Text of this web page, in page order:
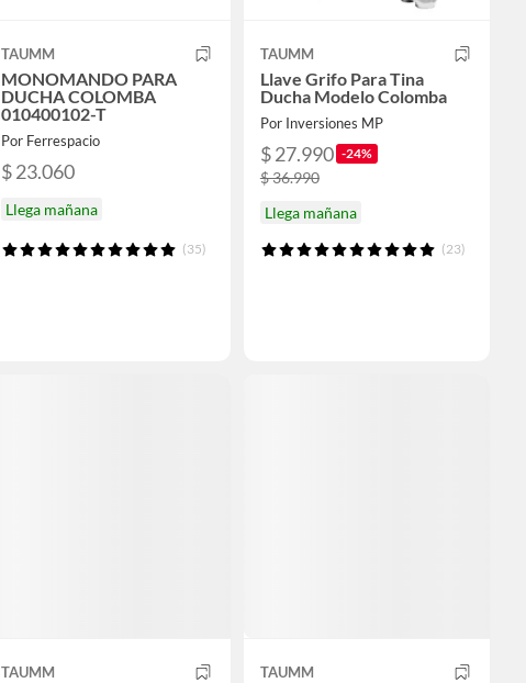
TAUMM
MONOMANDO PARA
DUCHA COLOMBA
010400102-T
Por Ferrespacio
$ 23.060
Llega mañana
(35)
TAUMM
Llave Grifo Para Tina
Ducha Modelo Colomba
Por Inversiones MP
$ 27.990 -24%
$ 36.990
Llega mañana
(23)
TAUMM TAUMM